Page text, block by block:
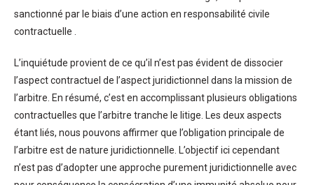
sanctionné par le biais d’une action en responsabilité civile
contractuelle .
L’inquiétude provient de ce qu’il n’est pas évident de dissocier
l’aspect contractuel de l’aspect juridictionnel dans la mission de
l’arbitre. En résumé, c’est en accomplissant plusieurs obligations
contractuelles que l’arbitre tranche le litige. Les deux aspects
étant liés, nous pouvons affirmer que l’obligation principale de
l’arbitre est de nature juridictionnelle. L’objectif ici cependant
n’est pas d’adopter une approche purement juridictionnelle avec